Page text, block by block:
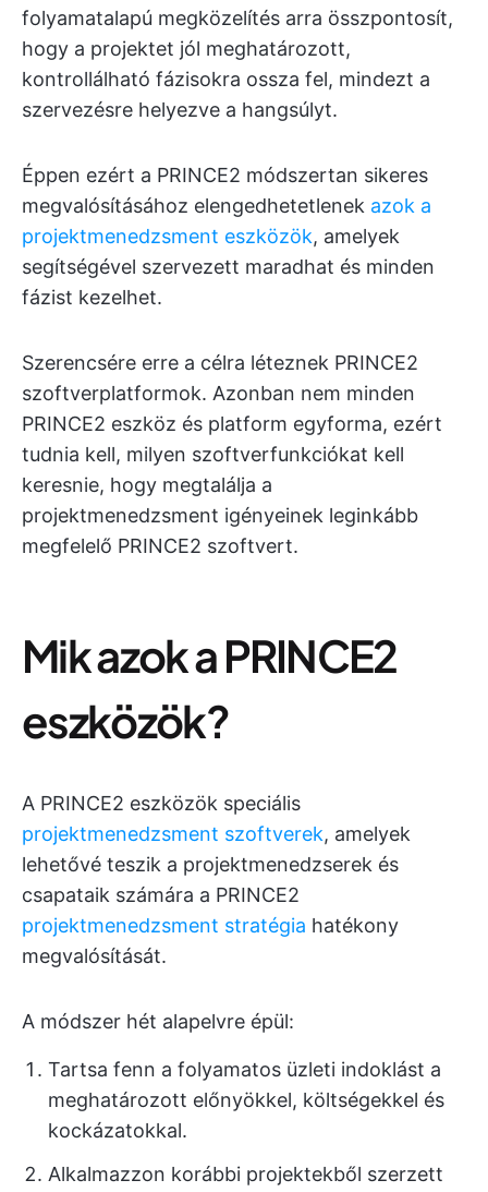
folyamatalapú megközelítés arra összpontosít,
hogy a projektet jól meghatározott,
kontrollálható fázisokra ossza fel, mindezt a
szervezésre helyezve a hangsúlyt.
Éppen ezért a PRINCE2 módszertan sikeres
megvalósításához elengedhetetlenek azok a
projektmenedzsment eszközök, amelyek
segítségével szervezett maradhat és minden
fázist kezelhet.
Szerencsére erre a célra léteznek PRINCE2
szoftverplatformok. Azonban nem minden
PRINCE2 eszköz és platform egyforma, ezért
tudnia kell, milyen szoftverfunkciókat kell
keresnie, hogy megtalálja a
projektmenedzsment igényeinek leginkább
megfelelő PRINCE2 szoftvert.
Mik azok a PRINCE2
eszközök?
A PRINCE2 eszközök speciális
projektmenedzsment szoftverek, amelyek
lehetővé teszik a projektmenedzserek és
csapataik számára a PRINCE2
projektmenedzsment stratégia hatékony
megvalósítását.
A módszer hét alapelvre épül:
Tartsa fenn a folyamatos üzleti indoklást a
meghatározott előnyökkel, költségekkel és
kockázatokkal.
Alkalmazzon korábbi projektekből szerzett